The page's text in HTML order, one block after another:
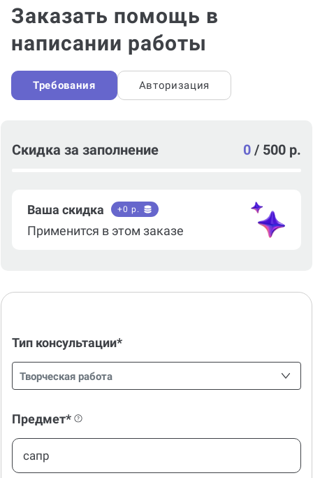
Заказать помощь в
написании работы
Требования Авторизация
Скидка за заполнение 0 / 500 р.
Ваша скидка +0 р.
Применится в этом заказе
Тип консультации*
Творческая работа
Предмет*